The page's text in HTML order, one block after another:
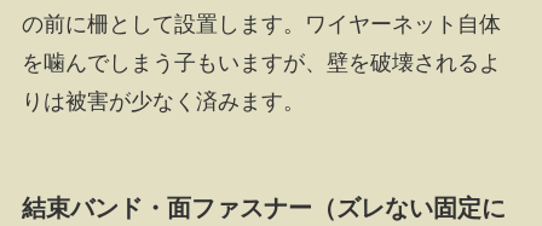
の前に柵として設置します。ワイヤーネット自体
を噛んでしまう子もいますが、壁を破壊されるよ
りは被害が少なく済みます。
結束バンド・面ファスナー（ズレない固定に